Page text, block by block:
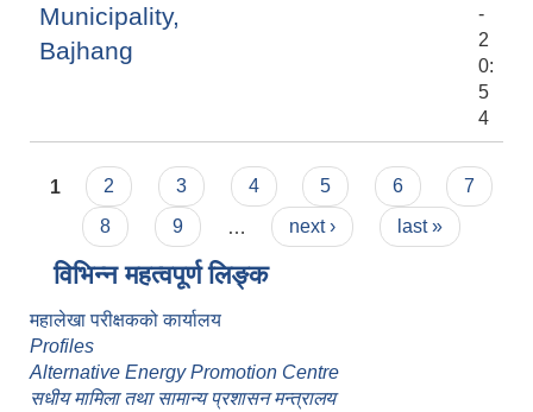
Municipality,
Bajhang
-
2
0:
5
4
Pages
1 2 3 4 5 6
7
8
9 next › last »
विभिन्न महत्वपूर्ण लिङ्क
महालेखा परीक्षकको कार्यालय
Profiles
Alternative Energy Promotion Centre
सधीय मामिला तथा सामान्य प्रशासन मन्त्रालय